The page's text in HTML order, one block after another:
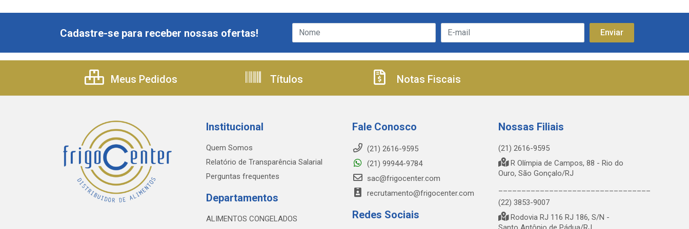
Cadastre-se para receber nossas ofertas!
Meus Pedidos Títulos Notas Fiscais
Institucional
Quem Somos
Relatório de Transparência Salarial
Perguntas frequentes
Departamentos
ALIMENTOS CONGELADOS
Fale Conosco
(21) 2616-9595
(21) 99944-9784
sac@frigocenter.com
recrutamento@frigocenter.com
Redes Sociais
Nossas Filiais
(21) 2616-9595
R Olímpia de Campos, 88 - Rio do
Ouro, São Gonçalo/RJ
(22) 3853-9007
Rodovia RJ 116 RJ 186, S/N -